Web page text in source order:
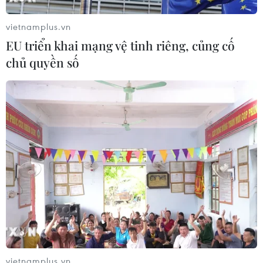
Sở hữu trí tuệ
RSS
Hỗ trợ
Ngôn ngữ
Dịch vụ tin
Liên hệ
Giấy phép số: 1374/GP-BTTTT do Bộ Thông tin và Truyền thông
cấp ngày 11/9/2008.
Quảng cáo: Phó TBT Nguyễn Thị Tám: 093.5958688, Email:
tamvna@gmail.com
Điện thoại: (024) 39411349 - (024) 39411348, Fax: (024)
39411348
vietnamplus.vn
EU triển khai mạng vệ tinh riêng, củng cố
chủ quyền số
vietnamplus.vn